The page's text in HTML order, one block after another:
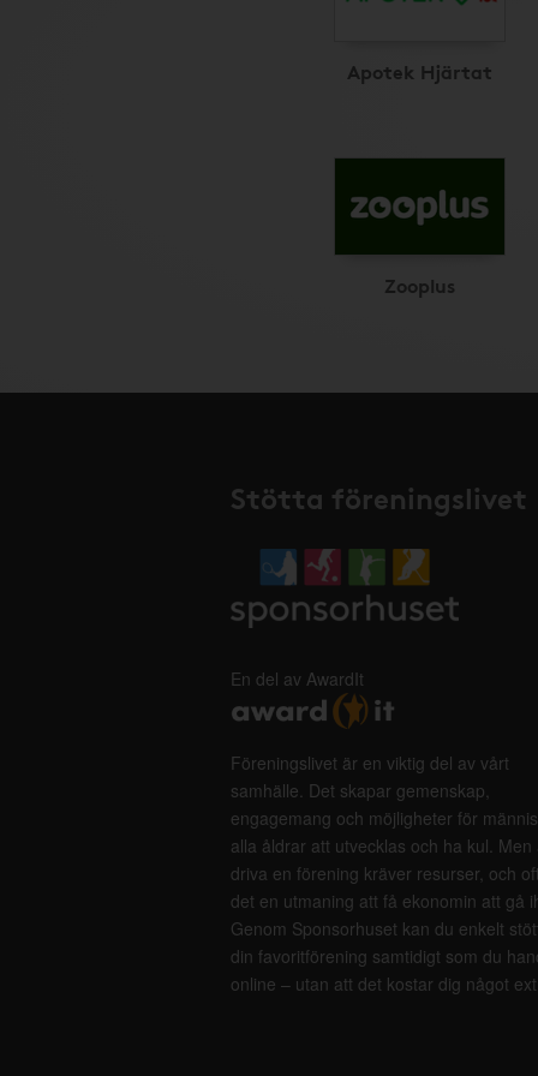
Apotek Hjärtat
Zooplus
Stötta föreningslivet
En del av AwardIt
Föreningslivet är en viktig del av vårt
samhälle. Det skapar gemenskap,
engagemang och möjligheter för
alla åldrar att utvecklas och ha kul. Men
driva en förening kräver resurser, och
det en utmaning att få ekonomin att gå
Genom Sponsorhuset kan du enkelt
din favoritförening samtidigt som du
online – utan att det kostar dig något